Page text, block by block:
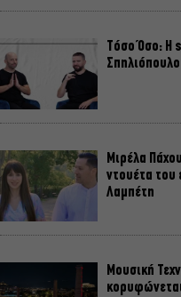
Τόσο Όσο: Η
Μιρέλα
ντουέτα του
Λαμπέτη
Μουσική